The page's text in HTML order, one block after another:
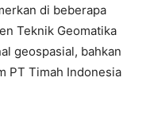
di beberapa
Teknik Geomatika
geospasial, bahkan
PT Timah Indonesia